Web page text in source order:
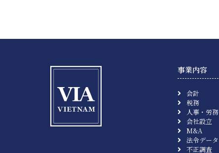
事業内容
会計
税務
人事・労務
会社設立
M&A
法令データ
不正調査